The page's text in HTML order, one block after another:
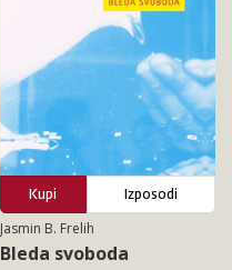
Kupi
Izposodi
Jasmin B. Frelih
Bleda svoboda